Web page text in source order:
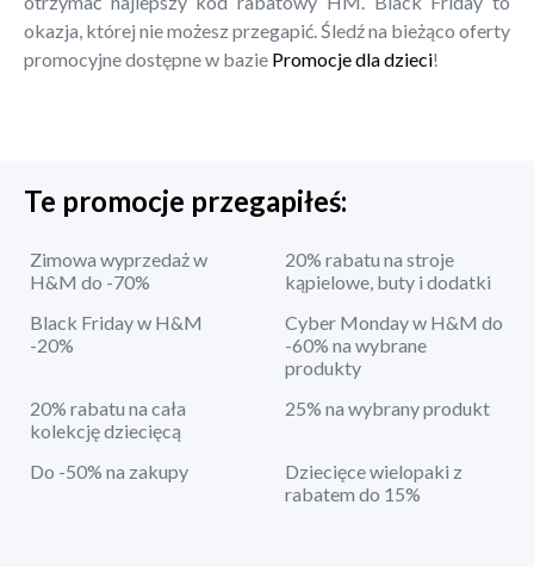
okazja, której nie możesz przegapić. Śledź na bieżąco oferty
promocyjne dostępne w bazie Promocje dla dzieci!
Te promocje przegapiłeś:
Zimowa wyprzedaż w
H&M do -70%
20% rabatu na stroje
kąpielowe, buty i dodatki
Black Friday w H&M
-20%
Cyber Monday w H&M do
-60% na wybrane
produkty
20% rabatu na cała
kolekcję dziecięcą
25% na wybrany produkt
Do -50% na zakupy
Dziecięce wielopaki z
rabatem do 15%